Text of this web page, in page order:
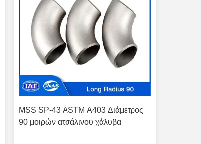
MSS SP-43 ASTM A403 Διάμετρος
90 μοιρών ατσάλινου χάλυβα